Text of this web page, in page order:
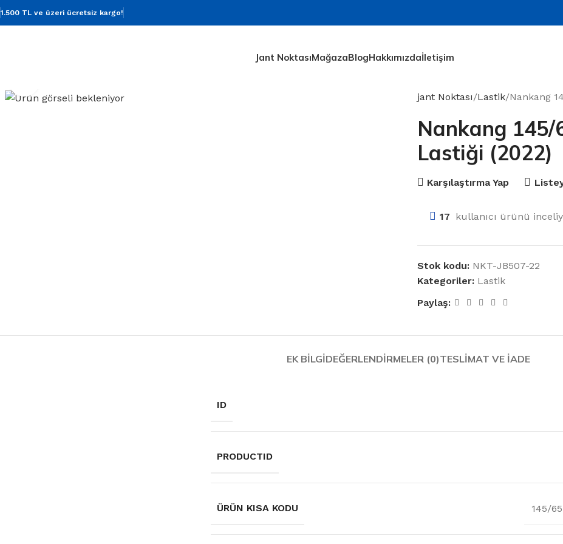
1.500 TL ve üzeri ücretsiz kargo!
Jant NoktasıMağazaBlogHakkımızdaİletişim
jant Noktası Lastik Nankang
Nankang 145/
Lastiği (2022)
Karşılaştırma Yap
17 kullanıcı ürünü
Stok kodu: NKT-JB507-22
Kategoriler: Lastik
Paylaş:
EK BILGIDEĞERLENDIRMELER (0)TESLIMAT VE İADE
ID
PRODUCTID
ÜRÜN KISA KODU 145/